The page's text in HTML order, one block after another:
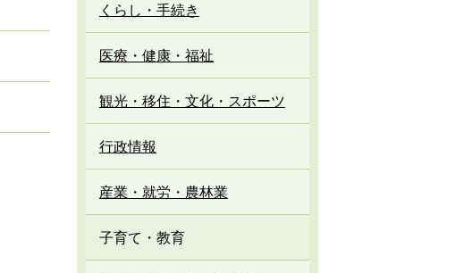
くらし・手続き
医療・健康・福祉
観光・移住・文化・スポーツ
行政情報
産業・就労・農林業
子育て・教育